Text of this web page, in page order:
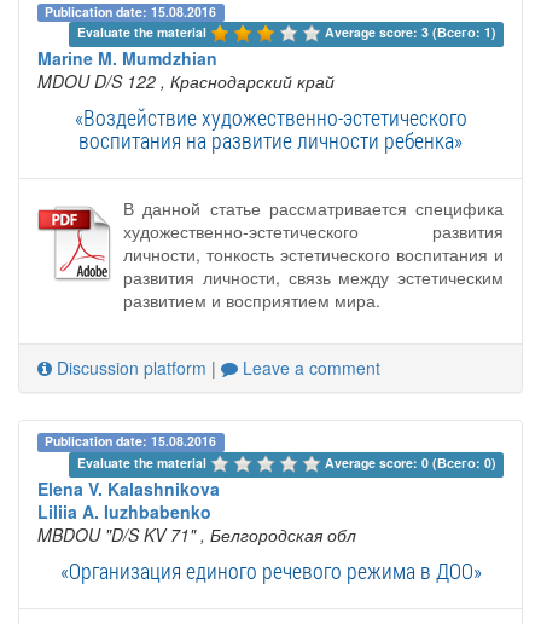
Publication date: 15.08.2016
Evaluate the material
Average score: 3 (Всего: 1)
Marine M. Mumdzhian
MDOU D/S 122 , Краснодарский край
«Воздействие художественно-эстетического
воспитания на развитие личности ребенка»
В данной статье рассматривается специфика
художественно-эстетического развития
личности, тонкость эстетического воспитания и
развития личности, связь между эстетическим
развитием и восприятием мира.
Discussion platform | Leave a comment
Publication date: 15.08.2016
Evaluate the material
Average score: 0 (Всего: 0)
Elena V. Kalashnikova
Liliia A. Iuzhbabenko
MBDOU "D/S KV 71" , Белгородская обл
«Организация единого речевого режима в ДОО»